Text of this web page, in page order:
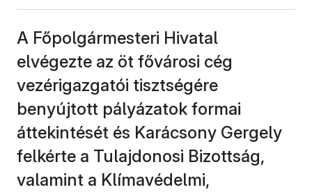
A Főpolgármesteri Hivatal
elvégezte az öt fővárosi cég
vezérigazgatói tisztségére
benyújtott pályázatok formai
áttekintését és Karácsony Gergely
felkérte a Tulajdonosi Bizottság,
valamint a Klímavédelmi,